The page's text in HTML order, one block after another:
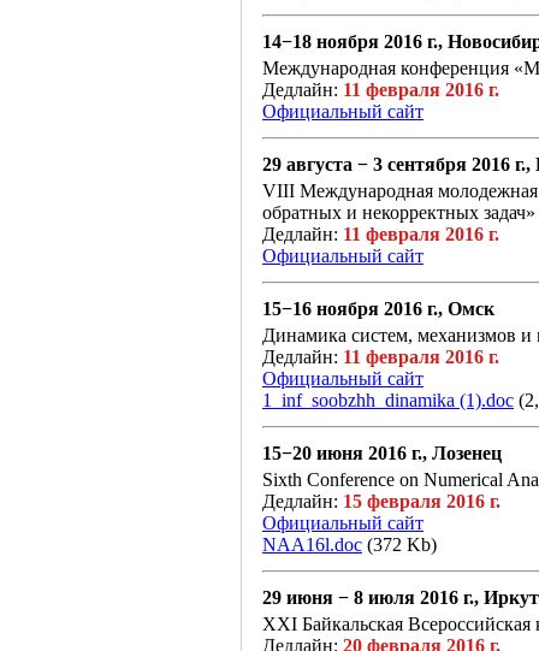
14−18 ноября 2016 г.,
Международная конференция
Дедлайн: 11 февраля 2016 г.
Официальный сайт
29 августа − 3 сентября 2016
VIII Международная
обратных и некорректных задач»
Дедлайн: 11 февраля 2016 г.
Официальный сайт
15−16 ноября 2016 г., Омск
Динамика систем, механизмов
Дедлайн: 11 февраля 2016 г.
Официальный сайт
1_inf_soobzhh_dinamika (1).doc
15−20 июня 2016 г., Лозенец
Sixth Conference on Numerical
Дедлайн: 15 февраля 2016 г.
Официальный сайт
NAA16l.doc (372 Kb)
29 июня − 8 июля 2016 г.,
XXI Байкальская
Дедлайн: 20 февраля 2016 г.